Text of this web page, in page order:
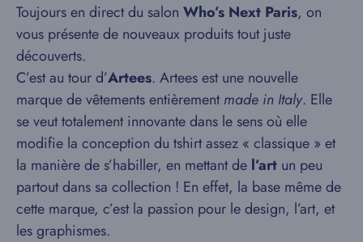
Toujours en direct du salon Who’s Next Paris, on
vous présente de nouveaux produits tout juste
découverts.
C’est au tour d’Artees. Artees est une nouvelle
marque de vêtements entièrementmade in Italy. Elle
se veut totalement innovante dans le sens où elle
modifie la conception du tshirt assez « classique » et
la manière de s’habiller, en mettant de l’art un peu
partout dans sa collection ! En effet, la base même de
cette marque, c’est la passion pour le design, l’art, et
les graphismes.